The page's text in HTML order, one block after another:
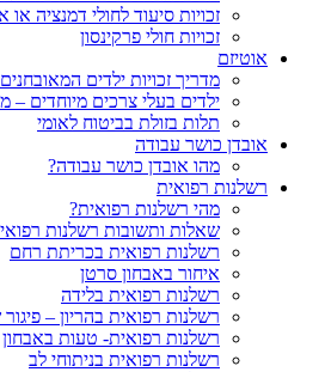
זכויות סיעוד לחולי דמנציה או
זכויות חולי פרקינסון
אוטיזם
מדריך זכויות ילדים
ילדים בעלי צרכים מיוחדים
תלות בזולת בביטוח לאומי
אובדן כושר עבודה
מהו אובדן כושר עבודה?
רשלנות רפואית
מהי רשלנות רפואית?
שאלות ותשובות רשלנות
רשלנות רפואית בכריתת רחם
איחור באבחון סרטן
רשלנות רפואית בלידה
רשלנות רפואית בהריון –
רשלנות רפואית- טעות באבחון
רשלנות רפואית בניתוחי לב